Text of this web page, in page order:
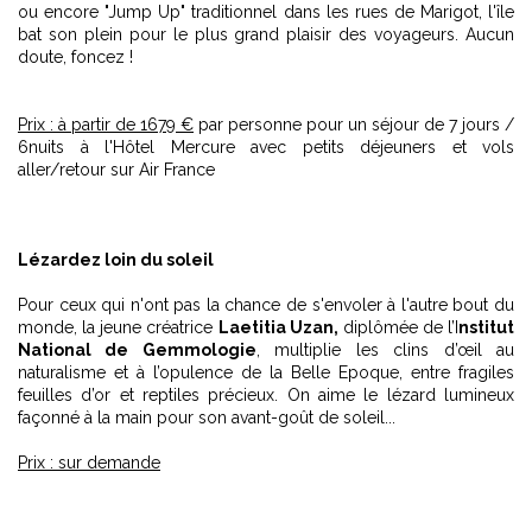
ou encore "Jump Up" traditionnel dans les rues de Marigot, l'île
bat son plein pour le plus grand plaisir des voyageurs. Aucun
doute, foncez !
Prix : à partir de 1679 € par personne pour un séjour de 7 jours /
6nuits à l'Hôtel Mercure avec petits déjeuners et vols
aller/retour sur Air France
Lézardez loin du soleil
Pour ceux qui n'ont pas la chance de s'envoler à l'autre bout du
monde, la jeune créatrice Laetitia Uzan, diplômée de l’I nstitut
National de Gemmologie , multiplie les clins d’œil au
naturalisme et à l’opulence de la Belle Epoque, entre fragiles
feuilles d’or et reptiles précieux. On aime le lézard lumineux
façonné à la main pour son avant-goût de soleil...
Prix : sur demande